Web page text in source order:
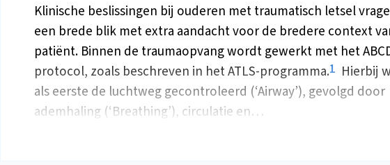
Klinische beslissingen bij ouderen met traumatisch letsel
een brede blik met extra aandacht voor de bredere context
patiënt. Binnen de traumaopvang wordt gewerkt met het
protocol, zoals beschreven in het ATLS-programma.1 Hierbij
als eerste de luchtweg gecontroleerd (‘Airway’), gevolgd door
ademhaling (‘Breathing’), circulatie en…